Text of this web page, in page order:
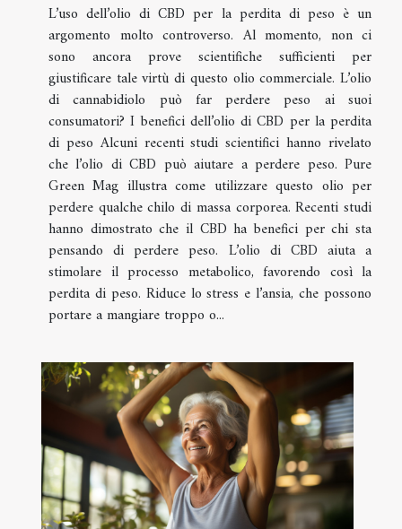
L’uso dell’olio di CBD per la perdita di peso è un
argomento molto controverso. Al momento, non ci
sono ancora prove scientifiche sufficienti per
giustificare tale virtù di questo olio commerciale. L’olio
di cannabidiolo può far perdere peso ai suoi
consumatori? I benefici dell’olio di CBD per la perdita
di peso Alcuni recenti studi scientifici hanno rivelato
che l’olio di CBD può aiutare a perdere peso. Pure
Green Mag illustra come utilizzare questo olio per
perdere qualche chilo di massa corporea. Recenti studi
hanno dimostrato che il CBD ha benefici per chi sta
pensando di perdere peso. L’olio di CBD aiuta a
stimolare il processo metabolico, favorendo così la
perdita di peso. Riduce lo stress e l’ansia, che possono
portare a mangiare troppo o...